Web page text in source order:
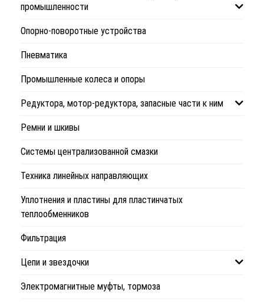
промышленности
Опорно-поворотные устройства
Пневматика
Промышленные колеса и опоры
Редуктора, мотор-редуктора, запасные части к ним
Ремни и шкивы
Системы централизованной смазки
Техника линейных направляющих
Уплотнения и пластины для пластинчатых
теплообменников
Фильтрация
Цепи и звездочки
Электромагнитные муфты, тормоза